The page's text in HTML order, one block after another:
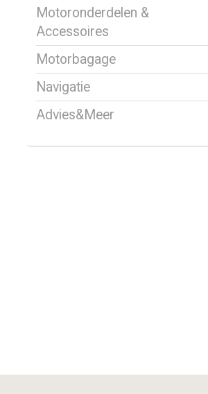
Motoronderdelen &
Accessoires
Motorbagage
Navigatie
Advies&Meer